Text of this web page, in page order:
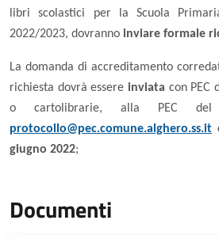
libri scolastici per la Scuola
2022/2023, dovranno inviare formale
La domanda di accreditamento
richiesta dovrà essere inviata con PEC
o cartolibrarie, alla PEC del
protocollo@pec.comune.alghero.ss.it
giugno 2022;
Documenti